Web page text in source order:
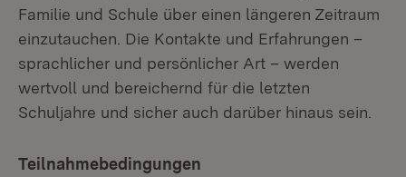
Familie und Schule über einen längeren Zeitraum
einzutauchen. Die Kontakte und Erfahrungen –
sprachlicher und persönlicher Art – werden
wertvoll und bereichernd für die letzten
Schuljahre und sicher auch darüber hinaus sein.
Teilnahmebedingungen